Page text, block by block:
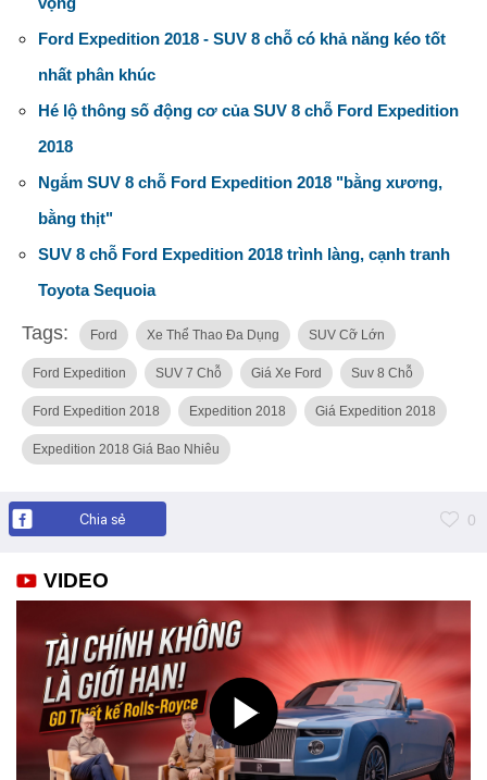
Ford Expedition 2018 - SUV 8 chỗ có khả năng kéo tốt
nhất phân khúc
Hé lộ thông số động cơ của SUV 8 chỗ Ford Expedition
2018
Ngắm SUV 8 chỗ Ford Expedition 2018 "bằng xương,
bằng thịt"
SUV 8 chỗ Ford Expedition 2018 trình làng, cạnh tranh
Toyota Sequoia
Tags: Ford Xe Thể Thao Đa Dụng SUV Cỡ Lớn
Ford Expedition SUV 7 Chỗ Giá Xe Ford Suv 8 Chỗ
Ford Expedition 2018 Expedition 2018 Giá Expedition 2018
Expedition 2018 Giá Bao Nhiêu
Chia sẻ 0
VIDEO